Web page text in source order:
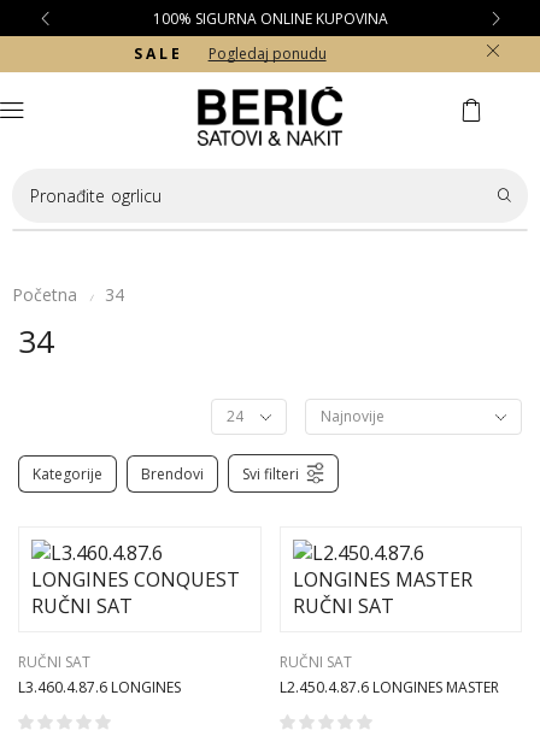
100% SIGURNA ONLINE KUPOVINA
S A L E
Pogledaj ponudu
Pronađite ogrlicu
Početna / 34
34
Kategorije Brendovi Svi filteri
RUČNI SAT
L3.460.4.87.6 LONGINES
CONQUEST RUČNI SAT
RUČNI SAT
L2.450.4.87.6 LONGINES MASTER
RUČNI SAT